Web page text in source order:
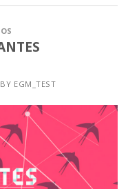
BY EGM_TEST